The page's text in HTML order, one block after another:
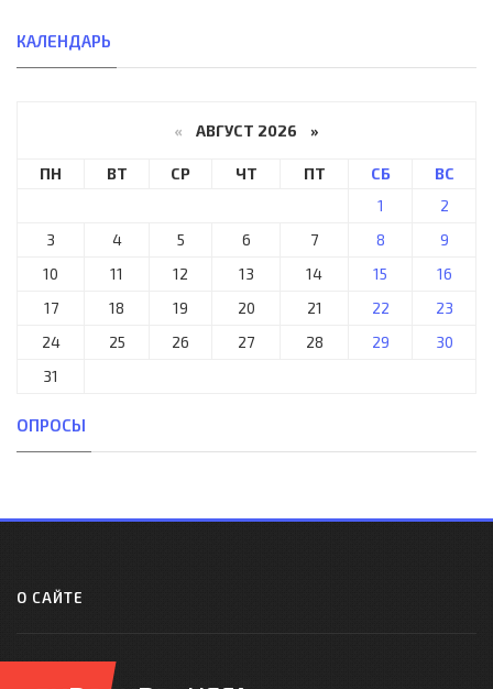
КАЛЕНДАРЬ
« АВГУСТ 2026 »
ПН ВТ СР ЧТ ПТ СБ
ВС
1
2
3
4 5 6 7 8
9
10
11 12 13 14 15
16
17
18 19 20 21 22
23
24
25 26 27 28 29
30
31
ОПРОСЫ
О САЙТЕ